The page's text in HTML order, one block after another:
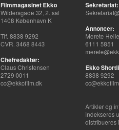
Filmmagasinet Ekko
Wildersgade 32, 2. sal
1408 København K
Tlf. 8838 9292
CVR. 3468 8443
Chefredaktør:
Claus Christensen
2729 0011
cc@ekkofilm.dk
Sekretariat:
Annoncer:
Merete
6111 5851
Ekko
8838 9292
Artikler og
indekseres
distribueres